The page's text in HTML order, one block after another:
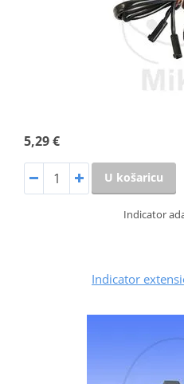
5,29 €
U košaricu
Indicator
Indicator